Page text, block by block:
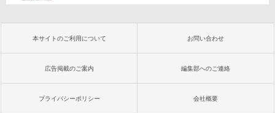
本サイトのご利用について お問い合わせ
広告掲載のご案内 編集部へのご連絡
プライバシーポリシー 会社概要